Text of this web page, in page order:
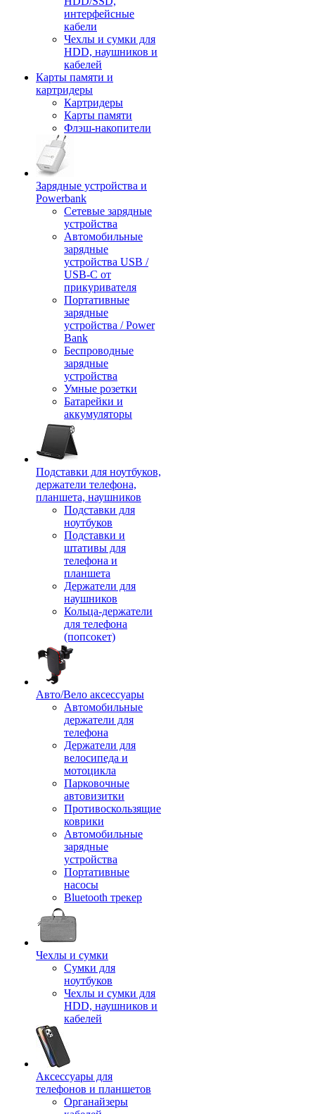
интерфейсные
кабели
Чехлы и сумки для
HDD, наушников и
кабелей
Карты памяти и
картридеры
Картридеры
Карты памяти
Флэш-накопители
Зарядные устройства и
Powerbank
Сетевые зарядные
устройства
Автомобильные
зарядные
устройства USB /
USB-C от
прикуривателя
Портативные
зарядные
устройства / Power
Bank
Беспроводные
зарядные
устройства
Умные розетки
Батарейки и
аккумуляторы
Подставки для ноутбуков,
держатели телефона,
планшета, наушников
Подставки для
ноутбуков
Подставки и
штативы для
телефона и
планшета
Держатели для
наушников
Кольца-держатели
для телефона
(попсокет)
Авто/Вело аксессуары
Автомобильные
держатели для
телефона
Держатели для
велосипеда и
мотоцикла
Парковочные
автовизитки
Противоскользящие
коврики
Автомобильные
зарядные
устройства
Портативные
насосы
Bluetooth трекер
Чехлы и сумки
Сумки для
ноутбуков
Чехлы и сумки для
HDD, наушников и
кабелей
Аксессуары для
телефонов и планшетов
Органайзеры